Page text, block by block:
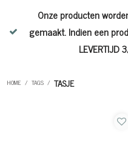
Onze producten
gemaakt. Indien een
LEVERTIJD
HOME / TAGS / TASJE